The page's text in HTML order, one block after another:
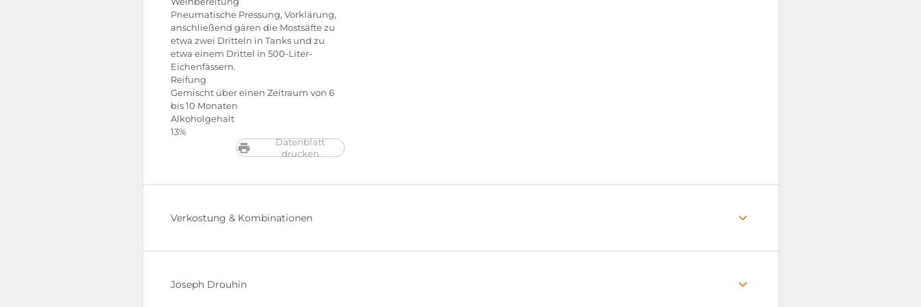
Pneumatische Pressung, Vorklärung,
anschließend gären die Mostsäfte zu
etwa zwei Dritteln in Tanks und zu
etwa einem Drittel in 500-Liter-
Eichenfässern.
Reifung
Gemischt über einen Zeitraum von 6
bis 10 Monaten
Alkoholgehalt
13%
Datenblatt
drucken
Verkostung & Kombinationen
Joseph Drouhin